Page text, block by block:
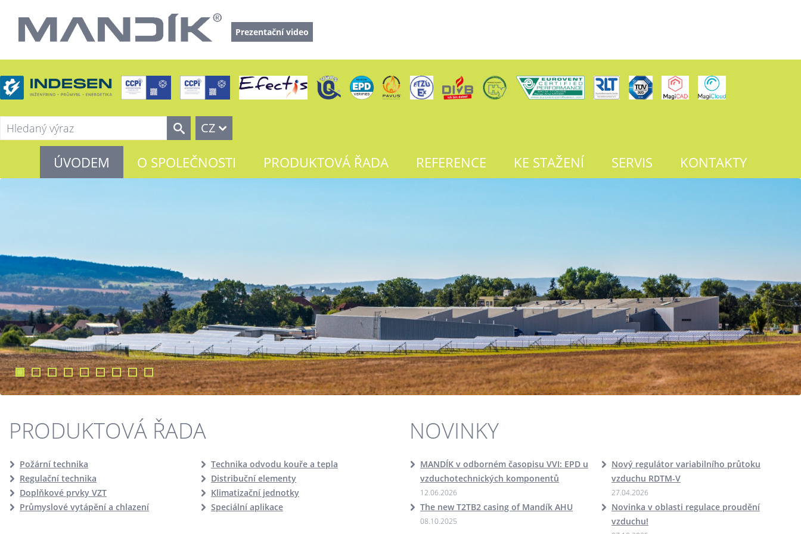
Prezentační video
CZ
ÚVODEM O SPOLEČNOSTI PRODUKTOVÁ ŘADA REFERENCE KE STAŽENÍ SERVIS KONTAKTY
PRODUKTOVÁ ŘADA
Požární technika
Technika odvodu kouře a tepla
Regulační technika
Distribuční elementy
Doplňkové prvky VZT
Klimatizační jednotky
Průmyslové vytápění a chlazení
Speciální aplikace
NOVINKY
MANDÍK v odborném časopisu VVI: EPD u
vzduchotechnických komponentů
12.06.2026
Nový regulátor variabilního průtoku
vzduchu RDTM-V
27.04.2026
The new T2TB2 casing of Mandík AHU
08.10.2025
Novinka v oblasti regulace proudění
vzduchu!